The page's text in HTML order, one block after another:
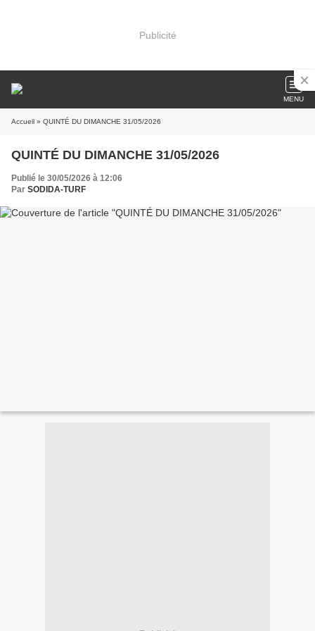
Publicité
MENU
Accueil » QUINTÉ DU DIMANCHE 31/05/2026
QUINTÉ DU DIMANCHE 31/05/2026
Publié le 30/05/2026 à 12:06
Par SODIDA-TURF